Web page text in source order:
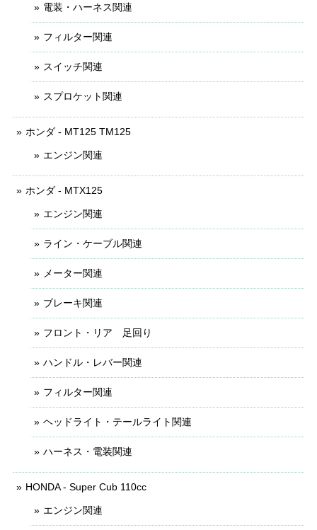
電装・ハーネス関連
フィルター関連
スイッチ関連
スプロケット関連
ホンダ - MT125 TM125
エンジン関連
ホンダ - MTX125
エンジン関連
ライン・ケーブル関連
メーター関連
ブレーキ関連
フロント・リア 足回り
ハンドル・レバー関連
フィルター関連
ヘッドライト・テールライト関連
ハーネス・電装関連
HONDA - Super Cub 110cc
エンジン関連